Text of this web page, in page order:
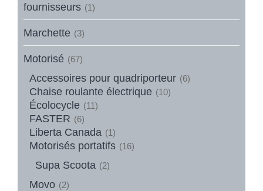
fournisseurs (1)
Marchette (3)
Motorisé (67)
Accessoires pour quadriporteur (6)
Chaise roulante électrique (10)
Écolocycle (11)
FASTER (6)
Liberta Canada (1)
Motorisés portatifs (16)
Supa Scoota (2)
Movo (2)